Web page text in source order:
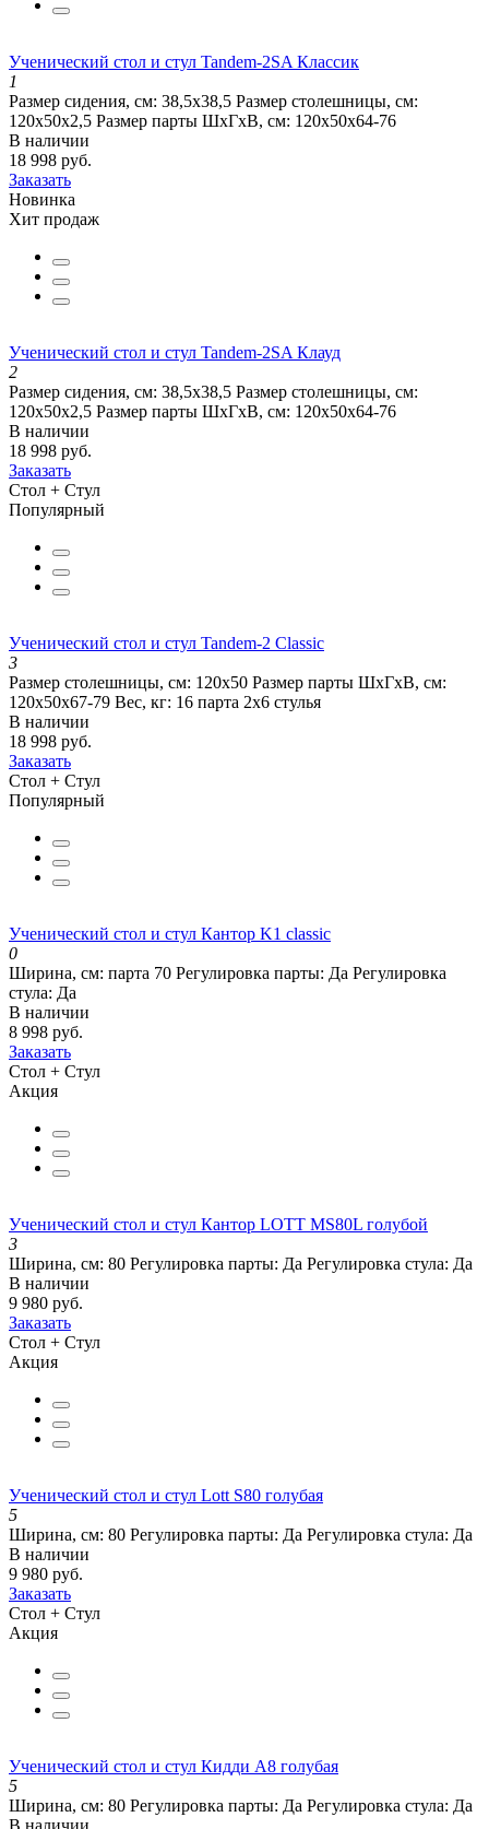
Ученический стол и стул Tandem-2SA Классик
1
Размер сидения, см: 38,5x38,5 Размер столешницы, см:
120х50х2,5 Размер парты ШхГхВ, см: 120х50х64-76
В наличии
18 998 руб.
Заказать
Новинка
Хит продаж
Ученический стол и стул Tandem-2SA Клауд
2
Размер сидения, см: 38,5x38,5 Размер столешницы, см:
120х50х2,5 Размер парты ШхГхВ, см: 120х50х64-76
В наличии
18 998 руб.
Заказать
Стол + Стул
Популярный
Ученический стол и стул Tandem-2 Classic
3
Размер столешницы, см: 120х50 Размер парты ШхГхВ, см:
120х50х67-79 Вес, кг: 16 парта 2х6 стулья
В наличии
18 998 руб.
Заказать
Стол + Стул
Популярный
Ученический стол и стул Кантор K1 classic
0
Ширина, см: парта 70 Регулировка парты: Да Регулировка
стула: Да
В наличии
8 998 руб.
Заказать
Стол + Стул
Акция
Ученический стол и стул Кантор LOTT MS80L голубой
3
Ширина, см: 80 Регулировка парты: Да Регулировка стула: Да
В наличии
9 980 руб.
Заказать
Стол + Стул
Акция
Ученический стол и стул Lott S80 голубая
5
Ширина, см: 80 Регулировка парты: Да Регулировка стула: Да
В наличии
9 980 руб.
Заказать
Стол + Стул
Акция
Ученический стол и стул Кидди А8 голубая
5
Ширина, см: 80 Регулировка парты: Да Регулировка стула: Да
В наличии